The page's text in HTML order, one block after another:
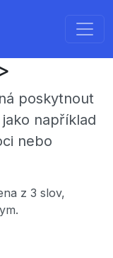
poskytnout
například
nebo
z 3 slov,